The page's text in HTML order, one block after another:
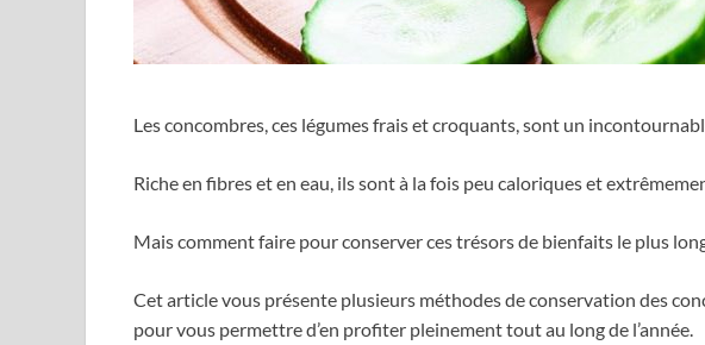
Les concombres, ces légumes frais et croquants, sont un
Riche en fibres et en eau, ils sont à la fois peu caloriques et
Mais comment faire pour conserver ces trésors de bienfaits le plus
Cet article vous présente plusieurs méthodes de conservation des
pour vous permettre d’en profiter pleinement tout au long de l’année.